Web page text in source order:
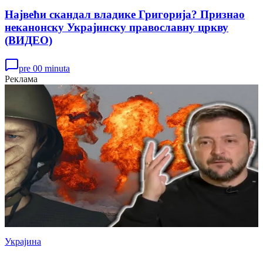
Највећи скандал владике Григорија? Признао
неканонску Украјинску православну цркву
(ВИДЕО)
pre 00 minuta
Реклама
Украјина